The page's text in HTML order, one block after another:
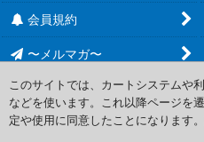
【AGOV】エイジ・オブ・オーバ
【DUNE】デュエリスト・ネクサス
【CYAC】サイバーストーム・ア
【PHHY】フォトン・ハイパーノ
会員規約
〜メルマガ〜
Copyright (C) 2006-2017
このサイトでは、カートシステムや
などを使います。これ以降ページを
定や使用に同意したことになります